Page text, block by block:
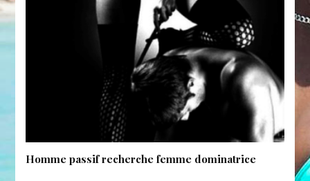
Homme passif recherche femme dominatrice